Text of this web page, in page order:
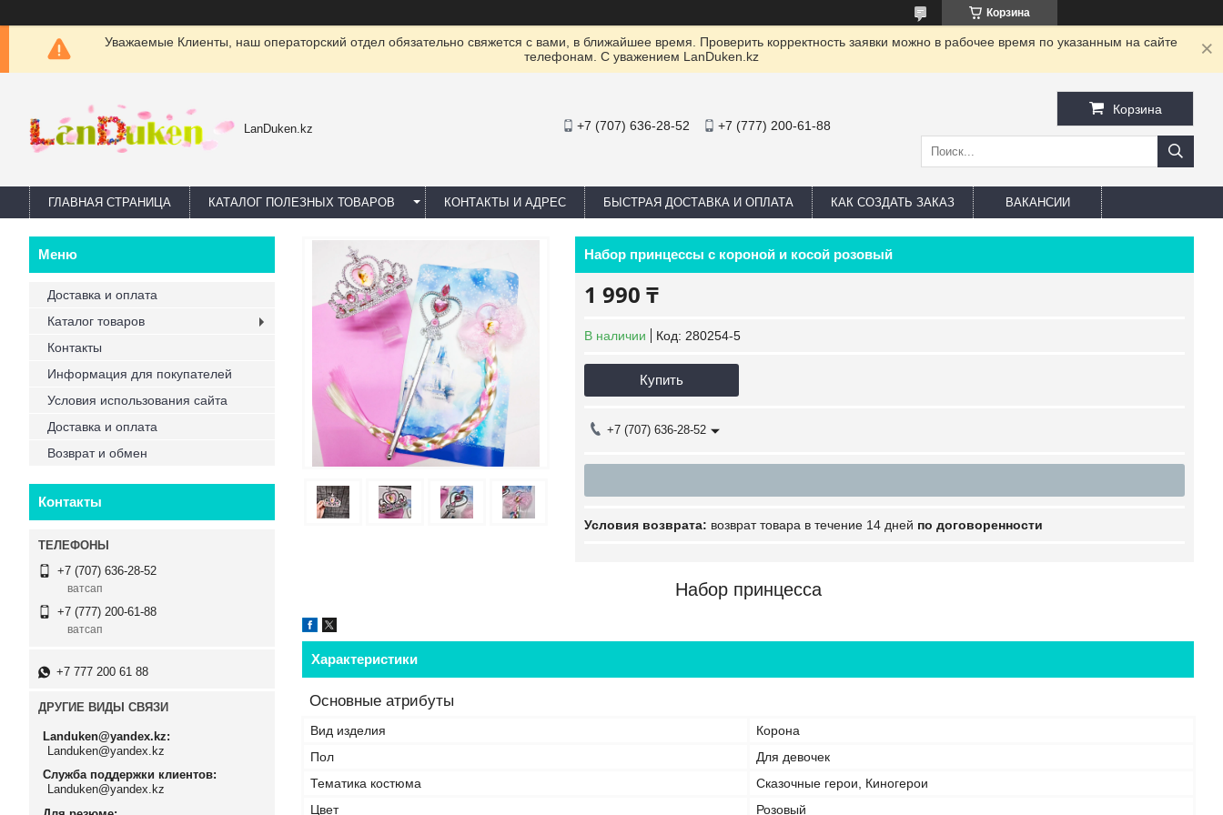
Корзина
Уважаемые Клиенты, наш операторский отдел обязательно свяжется с вами, в ближайшее время. Проверить корректность заявки можно в рабочее время по указанным на сайте
телефонам. С уважением LanDuken.kz
LanDuken.kz +7 (707) 636-28-52 +7 (777) 200-61-88
Корзина
ГЛАВНАЯ СТРАНИЦА КАТАЛОГ ПОЛЕЗНЫХ ТОВАРОВ КОНТАКТЫ И АДРЕС БЫСТРАЯ ДОСТАВКА И ОПЛАТА КАК СОЗДАТЬ ЗАКАЗ ВАКАНСИИ
Набор принцессы с короной и косой розовый
1 990 ₸
В наличии Код: 280254-5
Купить
+7 (707) 636-28-52
возврат товара в течение 14 дней по договоренности
Набор принцесса
Характеристики
Основные атрибуты
Вид изделия
Корона
Пол
Для девочек
Тематика костюма
Сказочные герои, Киногерои
Цвет
Розовый
Доставка и оплата
Каталог товаров
Контакты
Информация для покупателей
Условия использования сайта
Доставка и оплата
Возврат и обмен
Контакты
+7 (707) 636-28-52
ватсап
+7 (777) 200-61-88
ватсап
+7 777 200 61 88
ДРУГИЕ ВИДЫ СВЯЗИ
Landuken@yandex.kz
Landuken@yandex.kz
Служба поддержки клиентов
Landuken@yandex.kz